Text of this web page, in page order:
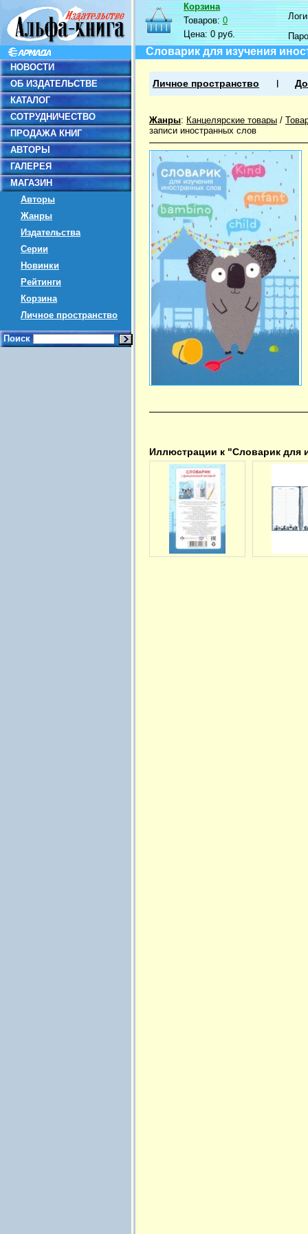
НОВОСТИ
ОБ ИЗДАТЕЛЬСТВЕ
КАТАЛОГ
СОТРУДНИЧЕСТВО
ПРОДАЖА КНИГ
АВТОРЫ
ГАЛЕРЕЯ
МАГАЗИН
Авторы
Жанры
Издательства
Серии
Новинки
Рейтинги
Корзина
Личное пространство
Поиск
Корзина
Товаров:0
Цена:0 руб.
Словарик для изучения
Личное пространство
Жанры: Канцелярские товары /
записи иностранных слов
Иллюстрации к "Словарик для